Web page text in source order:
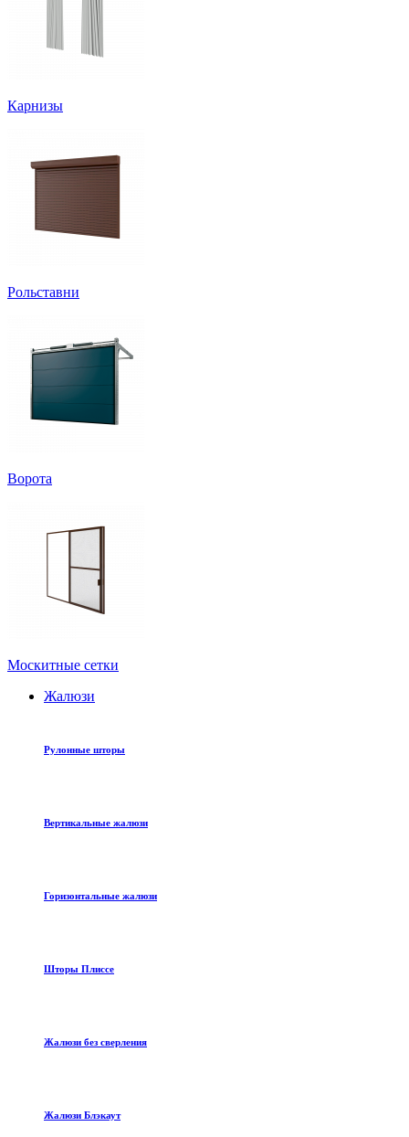
Карнизы
Рольставни
Ворота
Москитные сетки
Жалюзи
Рулонные шторы
Вертикальные жалюзи
Горизонтальные жалюзи
Шторы Плиссе
Жалюзи без сверления
Жалюзи Блэкаут